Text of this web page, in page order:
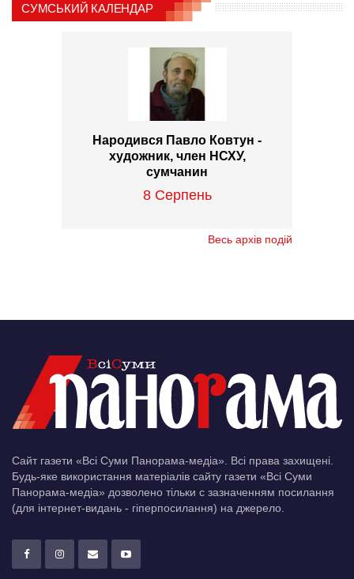
СУМСЬКИЙ КАЛЕНДАР
Народився Павло Ковтун -
художник, член НСХУ,
сумчанин
8 Серпень
Весь архів подій
Сайт газети «Всі Суми Панорама-медіа». Всі права захищені.
Будь-яке використання матеріалів сайту газети «Всі Суми
Панорама-медіа» дозволено тільки c зазначенням посилання
(для інтернет-видань - гіперпосилання) на джерело.